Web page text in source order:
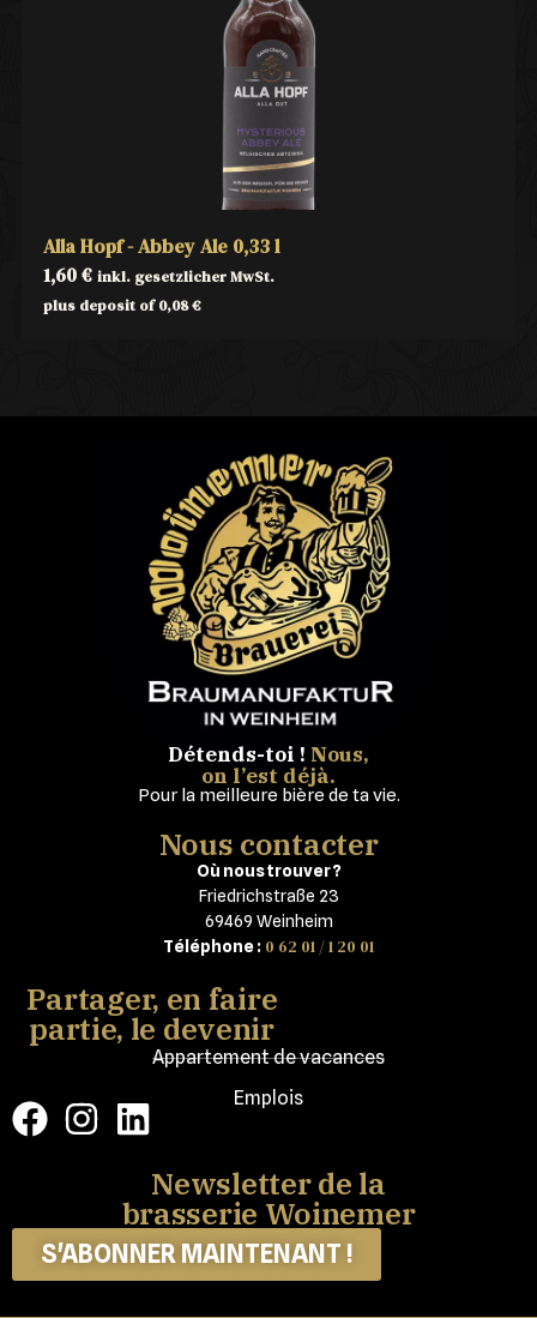
Alla Hopf - Abbey Ale 0,33 l
1,60€ inkl. gesetzlicher MwSt.
plus deposit of0,08€
Détends-toi ! Nous,
on l’est déjà.
Pour la meilleure bière de ta vie.
Nous contacter
Où nous trouver ?
Friedrichstraße 23
69469 Weinheim
Téléphone : 0 62 01 / 1 20 01
Partager, en faire
partie, le devenir
Appartement de vacances
Emplois
Newsletter de la
brasserie Woinemer
S'ABONNER MAINTENANT !